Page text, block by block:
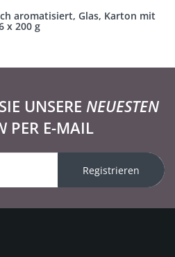
aromatisiert, Glas, Karton mit
x 200 g
UNSERE NEUESTEN
PER E-MAIL
Registrieren